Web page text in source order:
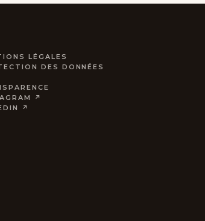
LÉGALES
DES DONNÉES
↗
↗